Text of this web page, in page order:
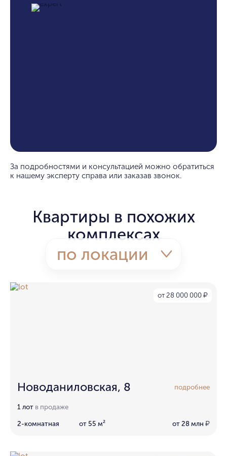
За подробностями и консультацией можно обратиться
к нашему эксперту справа или заказав звонок.
Квартиры в похожих
комплексах
по локации
от 28 000 000 ₽
Новоданиловская, 8 подробнее
1 лот в продаже
2-комнатная от 55 м² от 28 млн ₽